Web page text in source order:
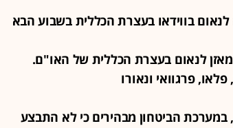
מאזן לנאום בעצרת הכללית של האו"ם.
פרגוואי ונאורו
במערכת הביטחון מבהירים כי לא התבצע